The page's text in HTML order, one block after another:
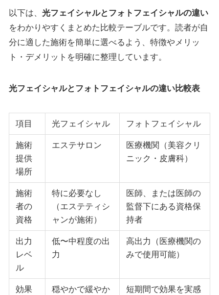
以下は、 光フェイシャルとフォトフェイシャルの違い
をわかりやすくまとめた比較テーブルです。読者が自
分に適した施術を簡単に選べるよう、特徴やメリッ
ト・デメリットを明確に整理しています。
光フェイシャルとフォトフェイシャルの違い比較表
項目 光フェイシャル フォトフェイシャル
施術
提供
場所
エステサロン
医療機関（美容クリ
ニック・皮膚科）
施術
者の
資格
特に必要なし
（エステティシ
ャンが施術）
医師、または医師の
監督下にある資格保
持者
出力
レベ
ル
低〜中程度の出
力
高出力（医療機関の
みで使用可能）
効果
穏やかで緩やか
短期間で効果を実感